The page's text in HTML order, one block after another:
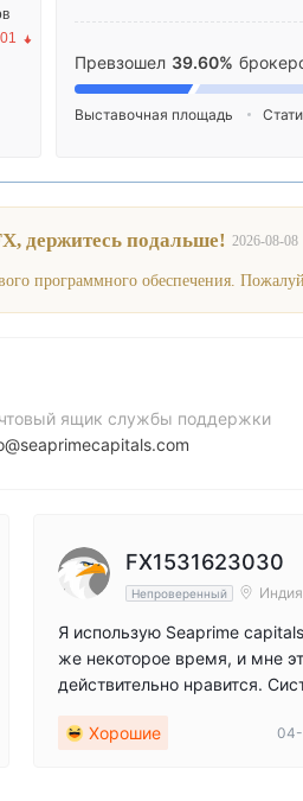
Превзошел 39.60%
Выставочная площадь
держитесь подальше! 2026-08-08
ящик службы поддержки
компании
www.seaprimecapitals.com
FX1531623030
Непроверенный Индия
Я использую Seaprime
же некоторое время, и мне
действительно нравится.
Хорошие